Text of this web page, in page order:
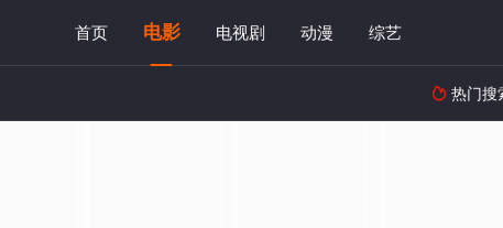
首页 电影 电视剧 动漫 综艺
 热门搜